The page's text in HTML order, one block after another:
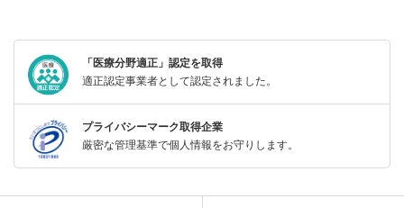
「医療分野適正」認定を取得
適正認定事業者として認定されました。
プライバシーマーク取得企業
厳密な管理基準で個人情報をお守りします。